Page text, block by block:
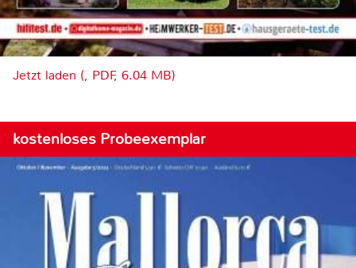
Jetzt laden (, PDF, 6.04 MB)
kostenloses Probeexemplar